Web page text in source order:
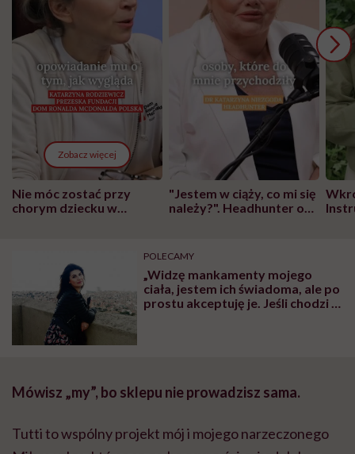
Zobacz więcej
Nie móc zostać przy
chorym dziecku w
głupota i brak
wyobraźni"
"Jestem w ciąży, co mi się
należy?". Headhunter o
pracy
POLECAMY
„Widzę mankamenty mojego
ciała, jestem ich świadoma, ale po
prostu akceptuję je. Jeśli chodzi o
Mówisz „my”, bo sklepu nie prowadzisz sama.
Tutti to wspólny projekt mój i mojego narzeczonego